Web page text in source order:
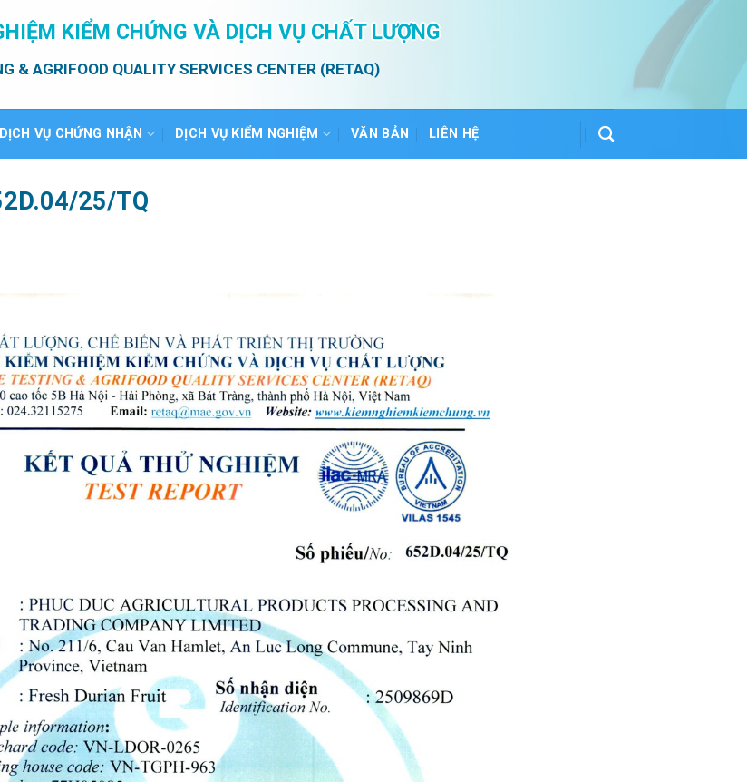
KIỂM CHỨNG VÀ DỊCH VỤ CHẤT LƯỢNG
& AGRIFOOD QUALITY SERVICES CENTER (RETAQ)
DỊCH VỤ CHỨNG NHẬN DỊCH VỤ KIỂM NGHIỆM VĂN BẢN LIÊN HỆ
25/TQ